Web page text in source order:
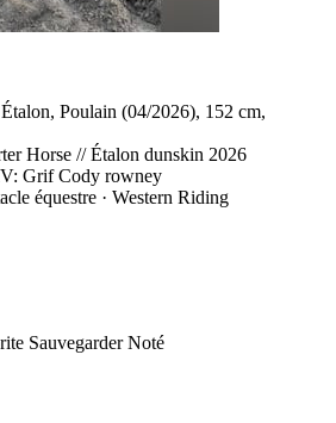
Poulain (04/2026), 152 cm,
Horse // Étalon dunskin 2026
Grif Cody rowney
équestre · Western Riding
Sauvegarder Noté